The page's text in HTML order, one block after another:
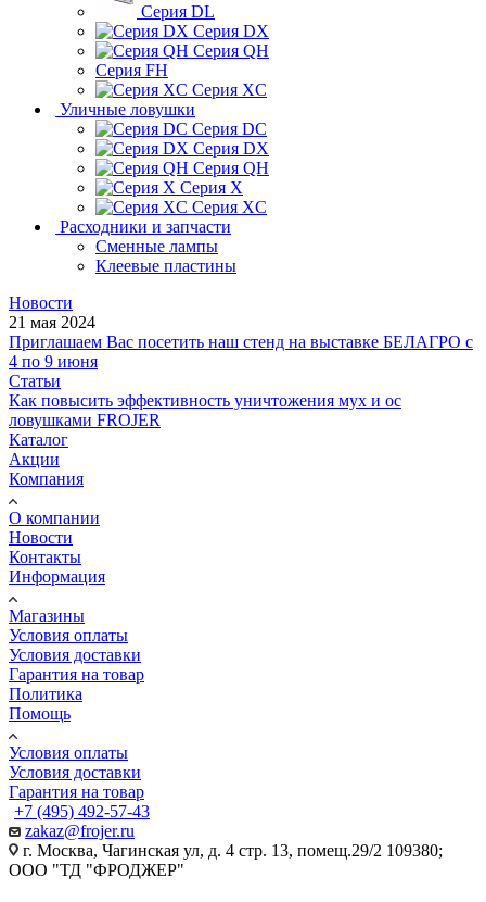
Серия DL
Серия DX
Серия QH
Серия FH
Серия XC
Уличные ловушки
Серия DC
Серия DX
Серия QH
Серия X
Серия XC
Расходники и запчасти
Сменные лампы
Клеевые пластины
Новости
21 мая 2024
Приглашаем Вас посетить наш стенд на выставке БЕЛАГРО с
4 по 9 июня
Статьи
Как повысить эффективность уничтожения мух и ос
ловушками FROJER
Каталог
Акции
Компания
О компании
Новости
Контакты
Информация
Магазины
Условия оплаты
Условия доставки
Гарантия на товар
Политика
Помощь
Условия оплаты
Условия доставки
Гарантия на товар
+7 (495) 492-57-43
zakaz@frojer.ru
г. Москва, Чагинская ул, д. 4 стр. 13, помещ.29/2 109380;
ООО "ТД "ФРОДЖЕР"